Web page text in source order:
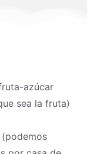
azúcar
sea la fruta)
(podemos